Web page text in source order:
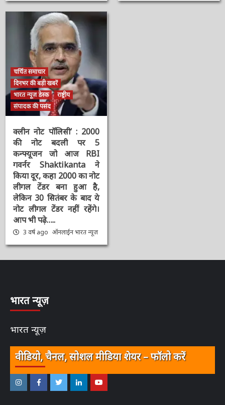
ताकत मिलती है
3 वर्ष ago ऑनलाईन भारत
का इतिहास
चर्चित समाचार
दिनभर की बड़ी खबरें
भारत न्यूज़ डेस्क
राष्ट्रीय
संपादक की पसंद
क्लीन नोट पॉलिसी’ : 2000
की नोट बदली पर 5
कन्फ्यूजन जो आज RBI
गवर्नर Shaktikanta ने
किया दूर, कहा 2000 का
नोट लीगल टेंडर बना हुआ है,
लेकिन 30 सितंबर के बाद ये
नोट लीगल टेंडर नहीं रहेंगे।
भारत न्यूज़
भारत न्यूज़